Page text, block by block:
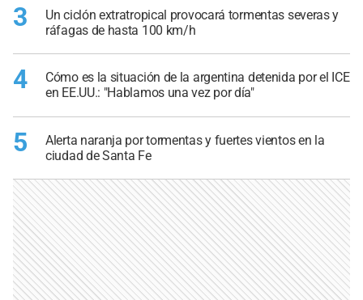
3
Un ciclón extratropical provocará tormentas severas y
ráfagas de hasta 100 km/h
4
Cómo es la situación de la argentina detenida por el ICE
en EE.UU.: "Hablamos una vez por día"
5
Alerta naranja por tormentas y fuertes vientos en la
ciudad de Santa Fe